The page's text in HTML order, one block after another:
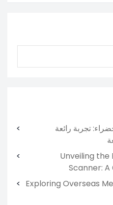
تجربة رائعة
Unveiling the
Scanner:
Exploring Overseas